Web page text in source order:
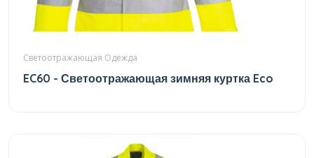
Светоотражающая Одежда
EC60 - Светоотражающая зимняя куртка Eco